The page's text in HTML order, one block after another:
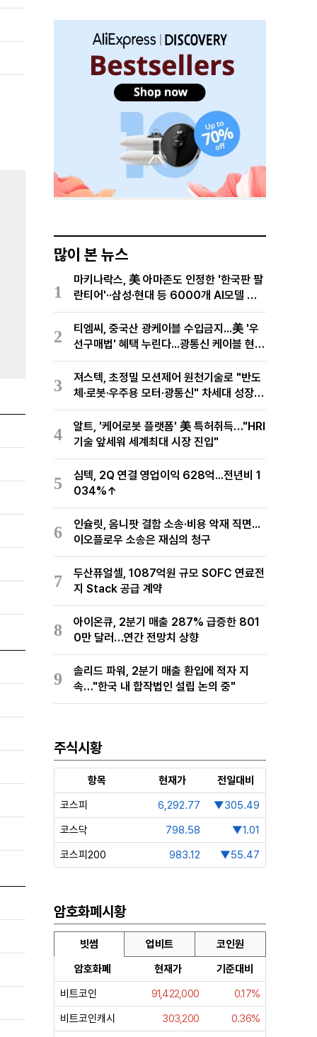
많이 본 뉴스
1
마키나락스, 美 아마존도 인정한 '한국판 팔
란티어'··삼성·현대 등 6000개 AI모델 현
장적용
2
티엠씨, 중국산 광케이블 수입금지...美 '우
선구매법' 혜택 누린다...광통신 케이블 현지
생산
3
져스텍, 초정밀 모션제어 원천기술로 "반도
체·로봇·우주용 모터·광통신" 차세대 성장동
력 재편
4
알트, '케어로봇 플랫폼' 美 특허취득…"HRI
기술 앞세워 세계최대 시장 진입"
5
심텍, 2Q 연결 영업이익 628억...전년비 1
034%↑
6
인슐릿, 옴니팟 결함 소송·비용 악재 직면...
이오플로우 소송은 재심의 청구
7
두산퓨얼셀, 1087억원 규모 SOFC 연료전
지 Stack 공급 계약
8
아이온큐, 2분기 매출 287% 급증한 801
0만 달러…연간 전망치 상향
9
솔리드 파워, 2분기 매출 환입에 적자 지
속…"한국 내 합작법인 설립 논의 중"
주식시황
항목 현재가
전일대비
코스피
6,292.77
▼305.49
코스닥
798.58
▼1.01
코스피200
983.12 ▼55.47
암호화폐시황
빗썸 업비트
코인원
암호화폐
현재가
기준대비
비트코인
91,422,000
0.17%
비트코인캐시
303,200 0.36%